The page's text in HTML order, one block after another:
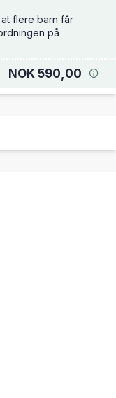
flere barn får
på
NOK 590,00